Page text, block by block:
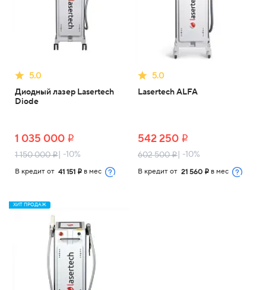
5.0
Диодный лазер Lasertech
Diode
1 035 000 i
1 150 000i | -10%
В кредит от 41 151 i в мес
5.0
Lasertech ALFA
542 250 i
602 500i | -10%
В кредит от 21 560 i в мес
ХИТ ПРОДАЖ